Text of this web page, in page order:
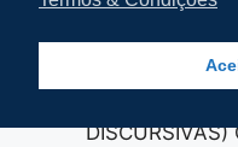
DISCURSIVAS)
GABARITOS.
23C –
TEORIA E
DISCURSIVAS)